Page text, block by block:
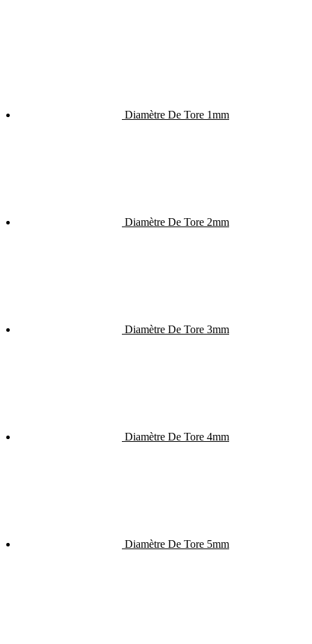
Diamètre De Tore 1mm
Diamètre De Tore 2mm
Diamètre De Tore 3mm
Diamètre De Tore 4mm
Diamètre De Tore 5mm